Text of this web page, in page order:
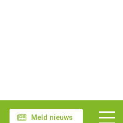
Meld nieuws